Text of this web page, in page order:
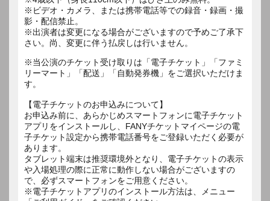
※ビデオ・カメラ、または携帯電話等での録音・録画・撮
影・配信禁止。
※出演者は変更になる場合がございますので予めご了承下
さい。尚、変更に伴う払戻しは行いません。
※当公演のチケット受け取りは「電子チケット」「ファミ
リーマート」「配送」「自動発券機」をご選択いただけま
す。
【電子チケットのお申込みについて】
お申込み前に、あらかじめスマートフォンに電子チケット
アプリをインストールし、FANYチケットマイページの電
子チケット設定から携帯電話番号をご登録いただく必要が
あります。
タブレット端末は推奨環境外となり、電子チケットの表示
や入場処理の際に正常に動作しない場合がございますの
で、必ずスマートフォンをご用意ください。
※電子チケットアプリのインストール方法は、メニュー